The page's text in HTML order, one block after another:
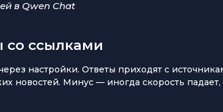
в Qwen Chat
со ссылками
настройки. Ответы приходят с
новостей. Минус — иногда скорость падает,